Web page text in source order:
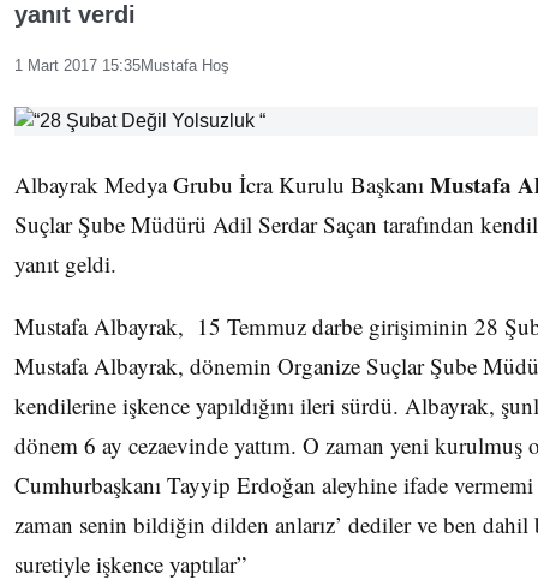
yanıt verdi
1 Mart 2017 15:35Mustafa Hoş
Albayrak Medya Grubu İcra Kurulu Başkanı Mustafa
Suçlar Şube Müdürü Adil Serdar Saçan tarafından
yanıt geldi.
Mustafa Albayrak, 15 Temmuz darbe girişiminin 28
Mustafa Albayrak, dönemin Organize Suçlar Şube
kendilerine işkence yapıldığını ileri sürdü. Albayrak,
dönem 6 ay cezaevinde yattım. O zaman yeni
Cumhurbaşkanı Tayyip Erdoğan aleyhine ifade
zaman senin bildiğin dilden anlarız’ dediler ve ben
suretiyle işkence yaptılar”